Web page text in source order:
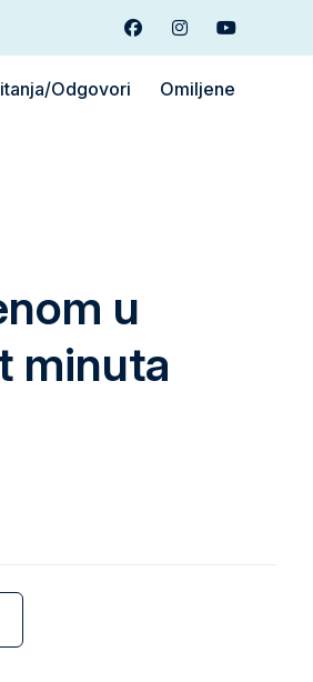
FacebookInstagramYoutube
Odgovori Omiljene
u
minuta